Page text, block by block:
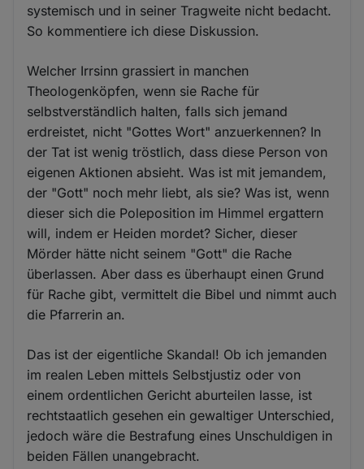
systemisch und in seiner Tragweite nicht bedacht.
So kommentiere ich diese Diskussion.
Welcher Irrsinn grassiert in manchen
Theologenköpfen, wenn sie Rache für
selbstverständlich halten, falls sich jemand
erdreistet, nicht "Gottes Wort" anzuerkennen? In
der Tat ist wenig tröstlich, dass diese Person von
eigenen Aktionen absieht. Was ist mit jemandem,
der "Gott" noch mehr liebt, als sie? Was ist, wenn
dieser sich die Poleposition im Himmel ergattern
will, indem er Heiden mordet? Sicher, dieser
Mörder hätte nicht seinem "Gott" die Rache
überlassen. Aber dass es überhaupt einen Grund
für Rache gibt, vermittelt die Bibel und nimmt auch
die Pfarrerin an.
Das ist der eigentliche Skandal! Ob ich jemanden
im realen Leben mittels Selbstjustiz oder von
einem ordentlichen Gericht aburteilen lasse, ist
rechtstaatlich gesehen ein gewaltiger Unterschied,
jedoch wäre die Bestrafung eines Unschuldigen in
beiden Fällen unangebracht.